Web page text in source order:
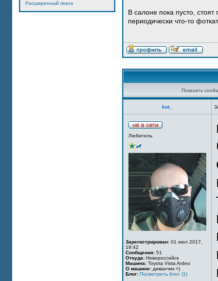
Расширенный поиск
В салоне пока пусто,
периодически что-то
Показать
kot_
Любитель
Зарегистрирован: 01 июл 2017,
19:42
Сообщения: 51
Откуда: Новороссийск
Машина: Toyota Vista Ardeo
О машине: диванчик =)
Блог: Посмотреть блог (1)